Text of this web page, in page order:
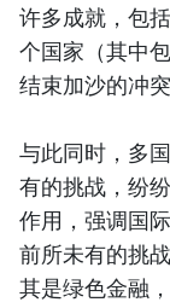
许多成就，包
个国家（其中
结束加沙的冲突
与此同时，多
有的挑战，纷
作用，强调国
前所未有的挑
其是绿色金融